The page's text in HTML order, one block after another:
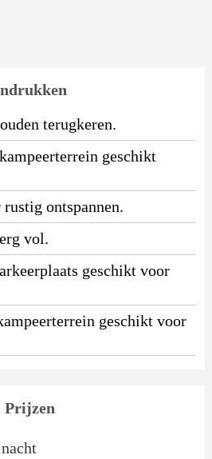
terugkeren.
geschikt
ontspannen.
vol.
geschikt voor
geschikt voor
Prijzen